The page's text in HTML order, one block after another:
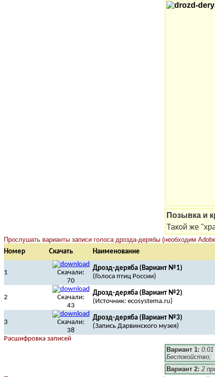
Позывка и
Такой же
Прослушать варианты записи голоса дрозда-дерябы (необходим
Номер
Скачать Наименование
1
Скачали:
70
Дрозд-деряба (Вариант №1)
(Голоса птиц России)
2
Скачали:
43
Дрозд-деряба (Вариант №2)
(Источник: ecosystema.ru)
3
Скачали:
38
Дрозд-деряба (Вариант №3)
(Запись Дарвинского музея)
Расшифровка записей
Вариант 1:
Беспокойство;
Вариант 2: 2